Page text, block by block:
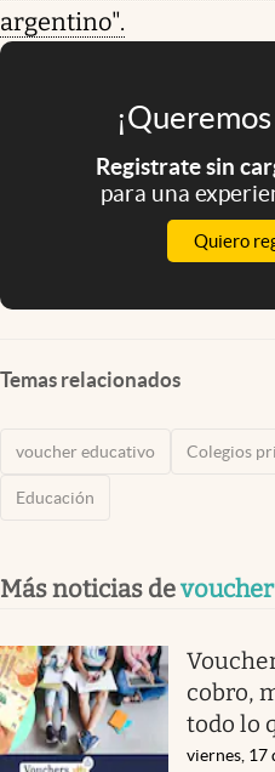
argentino".
Registrate sin
para una
Quiero
Temas relacionados
voucher educativo Colegios
Educación
Más noticias de
cobro,
todo lo
viernes, 17